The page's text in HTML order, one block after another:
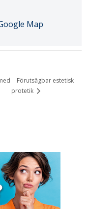
Map
Förutsägbar estetisk
protetik